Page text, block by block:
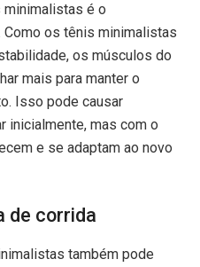
é o
os tênis minimalistas
os músculos do
mais para manter o
Isso pode causar
inicialmente, mas com o
e se adaptam ao novo
de corrida
também pode